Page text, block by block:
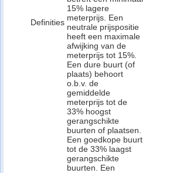
Definities
15% lagere
meterprijs. Een
neutrale prijspositie
heeft een maximale
afwijking van de
meterprijs tot 15%.
Een dure buurt (of
plaats) behoort
o.b.v. de
gemiddelde
meterprijs tot de
33% hoogst
gerangschikte
buurten of plaatsen.
Een goedkope buurt
tot de 33% laagst
gerangschikte
buurten. Een